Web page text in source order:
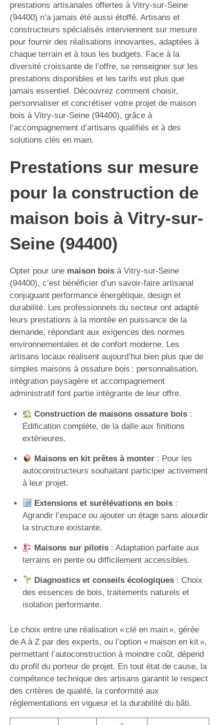
prestations artisanales offertes à Vitry-sur-Seine
(94400) n’a jamais été aussi étoffé. Artisans et
constructeurs spécialisés interviennent sur mesure
pour fournir des réalisations innovantes, adaptées à
chaque terrain et à tous les budgets. Face à la
diversité croissante de l’offre, se renseigner sur les
prestations disponibles et les tarifs est plus que
jamais essentiel. Découvrez comment choisir,
personnaliser et concrétiser votre projet de maison
bois à Vitry-sur-Seine (94400), grâce à
l’accompagnement d’artisans qualifiés et à des
solutions clés en main.
Prestations sur mesure
pour la construction de
maison bois à Vitry-sur-
Seine (94400)
Opter pour une maison bois à Vitry-sur-Seine
(94400), c’est bénéficier d’un savoir-faire artisanal
conjuguant performance énergétique, design et
durabilité. Les professionnels du secteur ont adapté
leurs prestations à la montée en puissance de la
demande, répondant aux exigences des normes
environnementales et de confort moderne. Les
artisans locaux réalisent aujourd’hui bien plus que de
simples maisons à ossature bois : personnalisation,
intégration paysagère et accompagnement
administratif font partie intégrante de leur offre.
Construction de maisons ossature bois:
Édification complète, de la dalle aux finitions
extérieures.
Maisons en kit prêtes à monter: Pour les
autoconstructeurs souhaitant participer activement
à leur projet.
Extensions et surélévations en bois:
Agrandir l’espace ou ajouter un étage sans alourdir
la structure existante.
Maisons sur pilotis: Adaptation parfaite aux
terrains en pente ou difficilement accessibles.
Diagnostics et conseils écologiques: Choix
des essences de bois, traitements naturels et
isolation performante.
Le choix entre une réalisation « clé en main », gérée
de A à Z par des experts, ou l’option « maison en kit »,
permettant l’autoconstruction à moindre coût, dépend
du profil du porteur de projet. En tout état de cause, la
compétence technique des artisans garantit le respect
des critères de qualité, la conformité aux
réglementations en vigueur et la durabilité du bâti.